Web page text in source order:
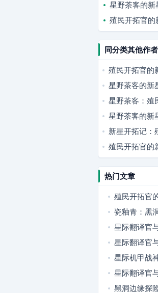
星野茶客的新
殖民开拓官的
同分类其他作者
殖民开拓官的
星野茶客的新
星野茶客：殖
星野茶客的新
新星开拓记：
殖民开拓官的
热门文章
殖民开拓官
火满舱
瓷釉青：黑
星际翻译官
逅
星际翻译官
星际机甲战
变
星际翻译官
逅
黑洞边缘探